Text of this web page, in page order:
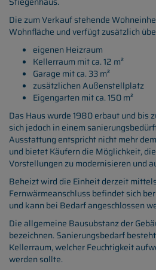
Die zum Verkauf stehende
Wohnfläche und verfügt zusätzlich
eigenen Heizraum
Kellerraum mit ca. 12 m²
Garage mit ca. 33 m²
zusätzlichen Außenstellplatz
Eigengarten mit ca. 150 m²
Das Haus wurde 1980 erbaut und bis
sich jedoch in einem
Ausstattung entspricht nicht mehr
und bietet Käufern die Möglichkeit,
Vorstellungen zu modernisieren und
Beheizt wird die Einheit derzeit
Fernwärmeanschluss befindet sich
und kann bei Bedarf angeschlossen
Die allgemeine Bausubstanz der
bezeichnen. Sanierungsbedarf
Kellerraum, welcher Feuchtigkeit
werden sollte.